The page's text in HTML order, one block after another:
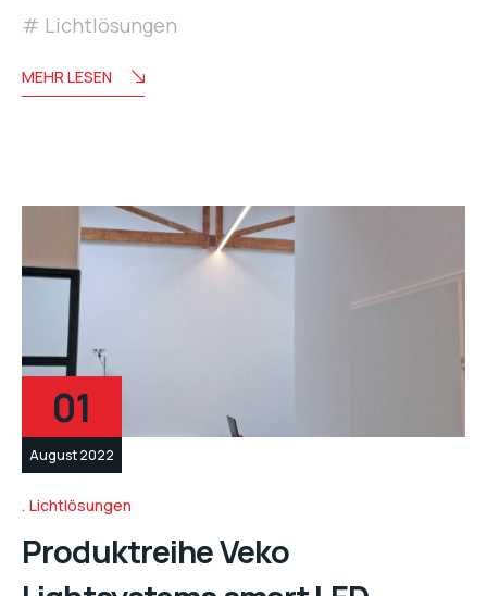
Lichtlösungen
MEHR LESEN
01
August 2022
Lichtlösungen
Produktreihe Veko